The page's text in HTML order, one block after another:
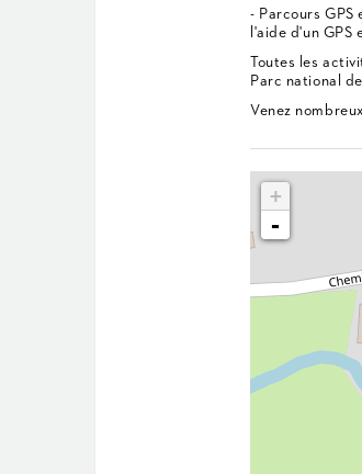
- Parcours
l'aide d'un
Toutes les
Parc national
Venez
+
-